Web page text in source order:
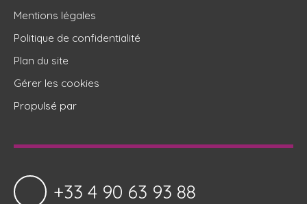
Mentions légales
Politique de confidentialité
Plan du site
Gérer les cookies
Propulsé par
+33 4 90 63 93 88